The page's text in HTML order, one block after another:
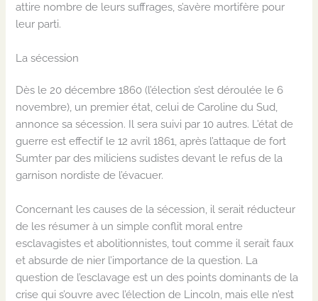
attire nombre de leurs suffrages, s’avère mortifère pour
leur parti.
La sécession
Dès le 20 décembre 1860 (l’élection s’est déroulée le 6
novembre), un premier état, celui de Caroline du Sud,
annonce sa sécession. Il sera suivi par 10 autres. L’état de
guerre est effectif le 12 avril 1861, après l’attaque de fort
Sumter par des miliciens sudistes devant le refus de la
garnison nordiste de l’évacuer.
Concernant les causes de la sécession, il serait réducteur
de les résumer à un simple conflit moral entre
esclavagistes et abolitionnistes, tout comme il serait faux
et absurde de nier l’importance de la question. La
question de l’esclavage est un des points dominants de la
crise qui s’ouvre avec l’élection de Lincoln, mais elle n’est